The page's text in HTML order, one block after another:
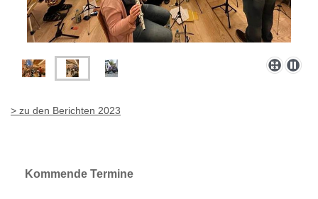
> zu den Berichten 2023
Kommende Termine